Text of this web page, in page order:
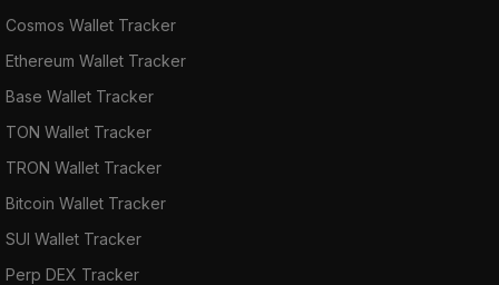
Cosmos Wallet Tracker
Ethereum Wallet Tracker
Base Wallet Tracker
TON Wallet Tracker
TRON Wallet Tracker
Bitcoin Wallet Tracker
SUI Wallet Tracker
Perp DEX Tracker